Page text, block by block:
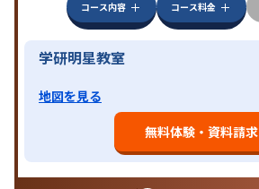
コース内容
コース料金
学研明星教室
地図を見る
無料体験・資料請求